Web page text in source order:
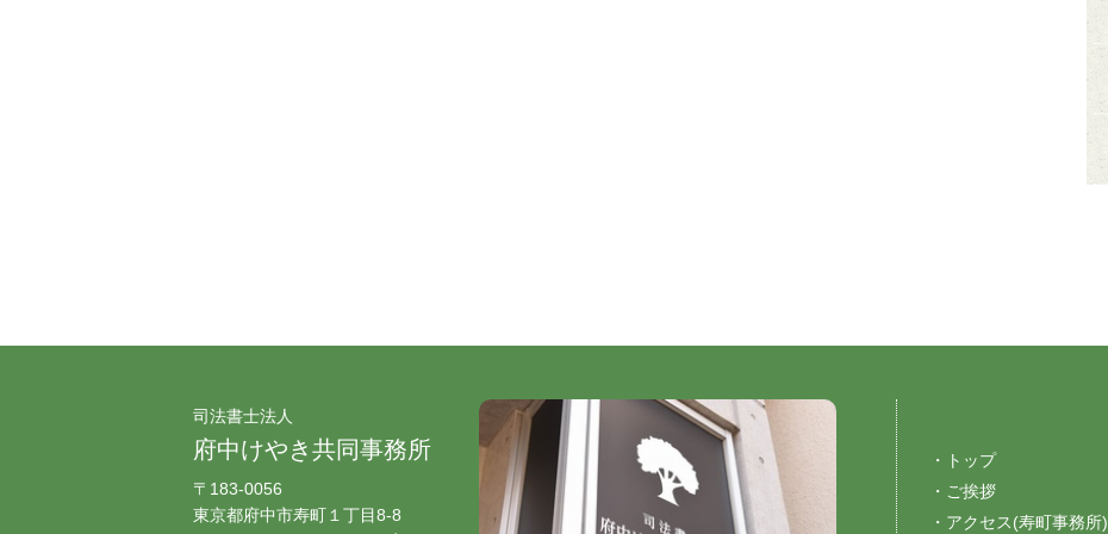
司法書士法人
府中けやき共同事務所
〒183-0056
東京都府中市寿町１丁目8-8
・トップ
・ご挨拶
・アクセス(寿町事務所)